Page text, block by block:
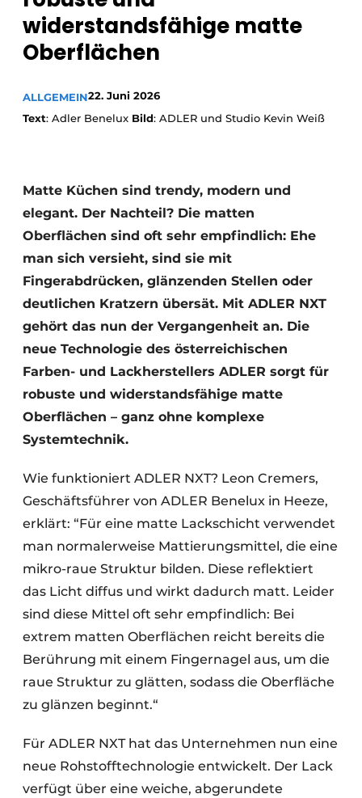
Datenschutz / Cookie-Erklärung
Ein Stellenangebot registrieren
Offene Stellen
Videos
Arbeitsblätter
Möbelbeschläge und Schränke
widerstandsfähige matte
Oberflächen
ALLGEMEIN22. Juni 2026
Text: Adler Benelux Bild: ADLER und Studio Kevin Weiß
Matte Küchen sind trendy, modern und
elegant. Der Nachteil? Die matten
Oberflächen sind oft sehr empfindlich: Ehe
man sich versieht, sind sie mit
Fingerabdrücken, glänzenden Stellen oder
deutlichen Kratzern übersät. Mit ADLER NXT
gehört das nun der Vergangenheit an. Die
neue Technologie des österreichischen
Farben- und Lackherstellers ADLER sorgt für
robuste und widerstandsfähige matte
Oberflächen – ganz ohne komplexe
Systemtechnik.
Wie funktioniert ADLER NXT? Leon Cremers,
Geschäftsführer von ADLER Benelux in Heeze,
erklärt: “Für eine matte Lackschicht verwendet
man normalerweise Mattierungsmittel, die eine
mikro-raue Struktur bilden. Diese reflektiert
das Licht diffus und wirkt dadurch matt. Leider
sind diese Mittel oft sehr empfindlich: Bei
extrem matten Oberflächen reicht bereits die
Berührung mit einem Fingernagel aus, um die
raue Struktur zu glätten, sodass die Oberfläche
zu glänzen beginnt.“
Für ADLER NXT hat das Unternehmen nun eine
neue Rohstofftechnologie entwickelt. Der Lack
verfügt über eine weiche, abgerundete